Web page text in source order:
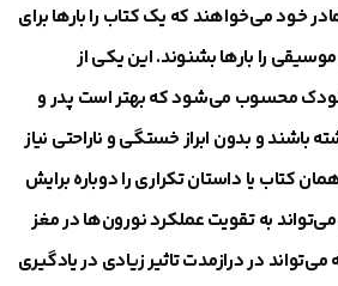
مادر خود می‌خواهند که یک کتاب را بار‌ها برای
را بار‌ها بشنوند. این یکی از
محسوب می‌شود که بهتر است پدر و
باشند و بدون ابراز خستگی و ناراحتی نیاز
کتاب یا داستان تکراری را دوباره برایش
می‌تواند به تقویت عملکرد نورون‌ها در مغز
در درازمدت تاثیر زیادی در یادگیری